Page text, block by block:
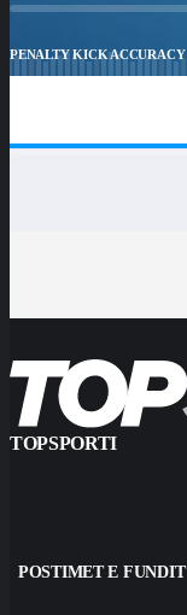
PENALTY KICK ACCURACY
TOPSPORTI
POSTIMET E FUNDIT